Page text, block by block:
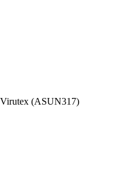
(ASUN317)